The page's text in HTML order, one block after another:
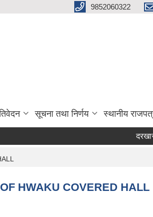
9852060322
सूचना तथा निर्णय स्थानीय
दरखास्त
OF HWAKU COVERED HALL